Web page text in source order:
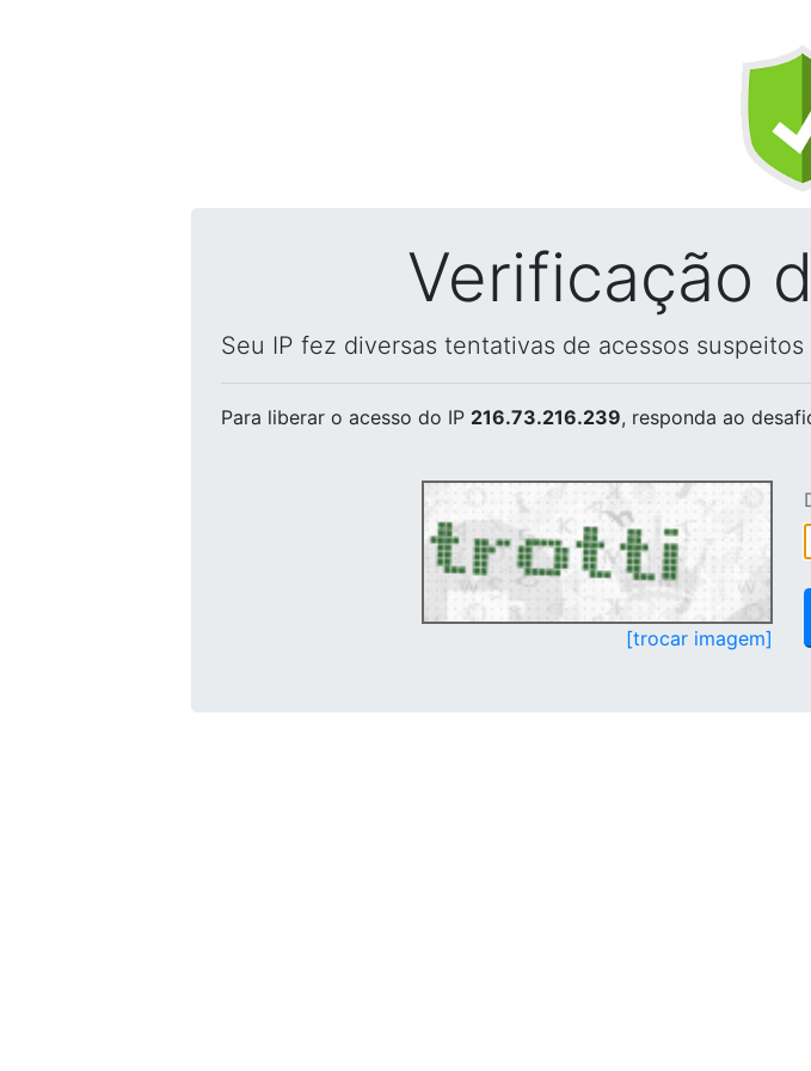
Verificação
Seu IP fez diversas tentativas de acessos
Para liberar o acesso do IP 216.73.216.239, responda ao
[trocar imagem]